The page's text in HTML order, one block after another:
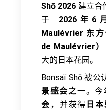
Shō 2026 建立合
于 2026年6
Maulévrier 东
de Maulévrier）
大的日本花园。
Bonsaï Shō 被公
景盛会之一。今
会 ，并获得 日